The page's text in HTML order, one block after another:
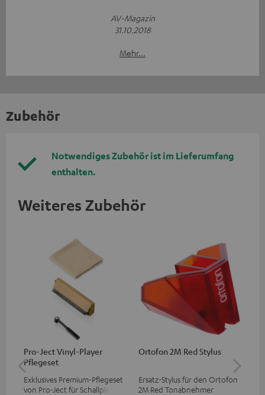
AV-Magazin
31.10.2018
Mehr...
Zubehör
Notwendiges Zubehör ist im Lieferumfang
enthalten.
Weiteres Zubehör
Pro-Ject Vinyl-Player
Pflegeset
Exklusives Premium-Pflegeset
von Pro-Ject für Schallplatten
Ortofon 2M Red Stylus
Ersatz-Stylus für den Ortofon
2M Red Tonabnehmer